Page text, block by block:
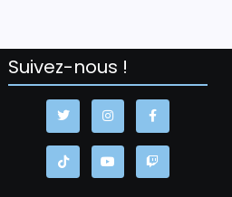
Suivez-nous !